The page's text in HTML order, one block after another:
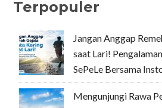
Terpopuler
Jangan Anggap
saat Lari!
SePeLe Bersama
Mengunjungi Rawa